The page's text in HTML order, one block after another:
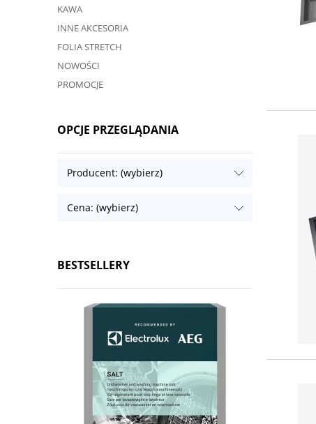
KAWA
INNE AKCESORIA
FOLIA STRETCH
NOWOŚCI
PROMOCJE
OPCJE PRZEGLĄDANIA
Producent: (wybierz)
Cena: (wybierz)
BESTSELLERY